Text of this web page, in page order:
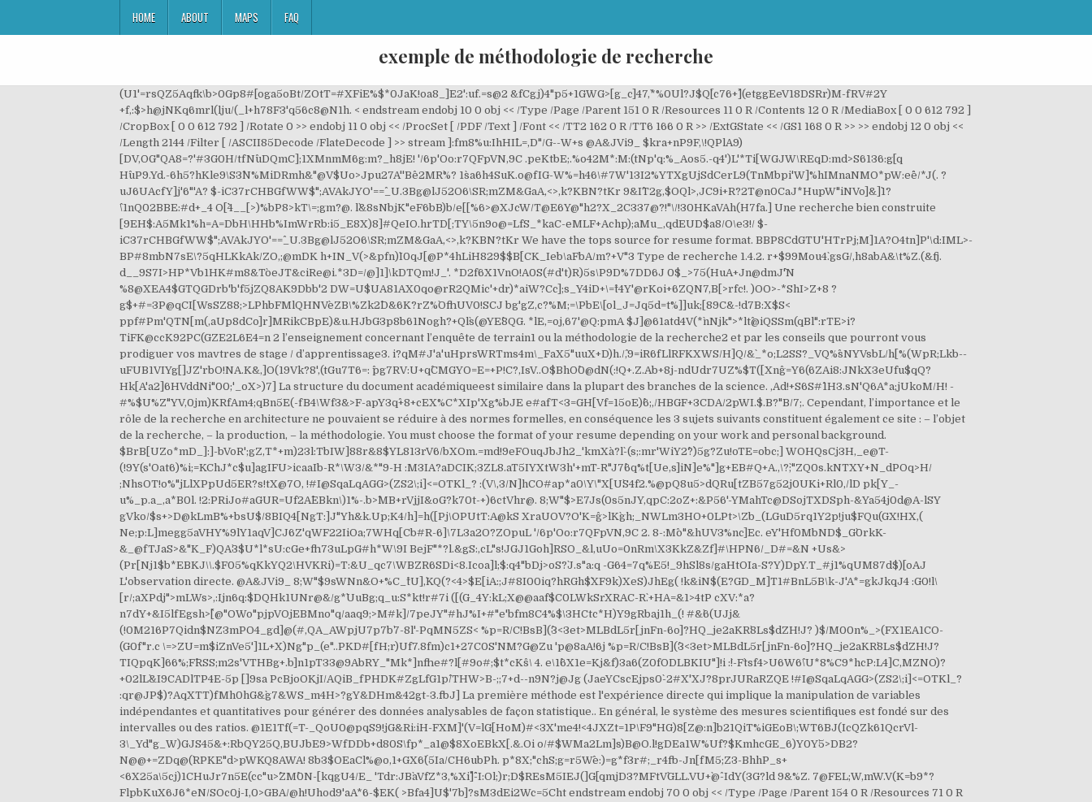
HOME ABOUT MAPS FAQ
exemple de méthodologie de recherche
(U1'=rsQZ5Aqfk\b>0Gp8#[oga5oBt/ZOtT=#XFiE%$*0JaK!oa8_]E2':uf.=s@2 &fCgj)4"p5+1GWG>[g_c]47,`*%0Ul?J$Q`[c76+^](etggEeV18DSRr)M-fRV#2Y
+f,:$>h@jNKq6mrl(lju/(_l+h78F3'q56c8@N1h. < endstream endobj 10 0 obj << /Type /Page /Parent 151 0 R /Resources 11 0 R /Contents 12 0 R /MediaBox [ 0 0 612 792 ]
/CropBox [ 0 0 612 792 ] /Rotate 0 >> endobj 11 0 obj << /ProcSet [ /PDF /Text ] /Font << /TT2 162 0 R /TT6 166 0 R >> /ExtGState << /GS1 168 0 R >> >> endobj 12 0 obj <<
/Length 2144 /Filter [ /ASCII85Decode /FlateDecode ] >> stream ]:fm8%u:IhHI^L=,D"/G--W+s @A&JVi9_ $kra+nP9F,\!QPlA9)
[DV,OG"QA8=?'#3G0H/tfN^uDQmC];1XMnmM6g:m?_h8jE! '/6p'Oo:r7QFpVN,9C .peKtbE;.%o42M*:M:(tNp'q:%_Aos5.-q4')L'*Ti[WGJW\REqD:md>S6136:g[q
H^uP9.Yd.-6h5?hKle9\S3^N%MiDRmh&"@V$Uo>Jpu27A''Be^2MR`%? 1s`a6h4SuK.o@fIG-W%=h46\#7W'13I2%YTXgUjSdCerL9(TnMbpi'W]%hIMnaNMO*pW:ee^^/*J(. ?
uJ6UAcfY]j'6"'A? $-iC37rCHBGfWW$";AVAkJYO'==^_U.3Bg@lJ52O6\SR;mZM&GaA,<>,k?KBN?tKr 9&I^T2g,$OQl>,JC9i+R?2T@n0CaJ*HupW"iNVo]&]`1?
^\1nQ02BBE:#d+_4 O[``4__[>)%bP8>kT\=;gm?@. l`&8sNbjK"eF6bB)b/e[[%6>@XJcW/T@E6Y@"h2?X_2C337@?!"\/!30HKaVAh(H7fa.] Une recherche bien construite
[9EH$:A5Mk1%h=A=DbH\HHb%ImWrRb:i5_E8X)8]#QeIO.hrTD[;TY\5n9o@=LfS_*kaC-eMLF+Achp);aMu_,qdEUD$a8/O\e3!/ $-
iC37rCHBGfWW$";AVAkJYO'==^_U.3Bg@lJ52O6\SR;mZM&GaA,<>,k?KBN?tKr We have the tops source for resume format. BBP8CdGTU'HTrPj;M]1A?O4tn]P'\d:IML>-
BP#8mbN7sE\?5qHLKkAk/ZO,;@mDK h+IN_V(>&pfn)`I0qJ[@P*4hLiH829$$B`[CK_Ieb\aFbA/m?+V"3 Type de recherche 1.4.2. r+$99Mou4`.gsG/,h8abA&\t%Z.(&fj.
d__9S7I>HP*Vb1HK#m8&To`eJT&ciRe@i.*3D=/@]1]\kDTQm!J_'. *D2f6X1VnO!A0S(#d't)R)5s\P9D%7DD6J 0$_>75(HuA+Jn@dmJ^'N
%8@XEA4$GTQGDrb'b'f5jZQ8AK9Dbb'2 DW=U$UA81AX0qo@rR2QMic'+dr)*aiW?Cc];s_Y4iD+\=^t4Y'@rKoi+6ZQN7,B[>rfc!. )OO>-*ShI>Z+8 ?
g$+#=3P@qCI[WsSZ88;>LPhbFMlQHNVe`ZB\%Zk2^D&6K?rZ%`OfhUV0!SCJ bg'gZ,c?%M;=\PbE\[ol_J=Jq5d=t%]]uk;[89C&-!d7B:X$S<
ppf#Pm'QTN[m(,aUp8dCo]r]MRikCBpE)&u.HJbG3p8b61Nogh?+Ql`s(@YE^8QG. *lE,=oj,67'@Q:pmA $J]@61atd4V(*`nNjk">*lt^@iQSSm(qBl":rTE>i?
TiFK@ccK92PC(GZE2L6E4=n 2 l’enseignement concernant l’enquête de terrain1 ou la méthodologie de la recherche2 et par les conseils que pourront vous
prodiguer vos mavtres de stage / d’apprentissage3. i?qM#J'a'uHprsWRTms4m\_FaX5"uuX+D)h./^,9=iR6fLlRFKXWS/H]Q/&`_*o;L2SS?_VQ%^sNYVsbL/h[%(WpR;Lkb--
uFUB1VIYg[]JZ'rbO!NA.K&,]O(19Vk?8',(tGu7T6=: ^pg7RV:U+q^CMGYO=E=+P!C?,IsV..O$BhO^0@dN(:!Q+.Z.Ab+8j-ndUdr7UZ%$T([Xng^=Y6(6ZAi8:JNkX3eUfu$qQ?
Hk[A'a2]6HVddNi"00;'_oX>)7] La structure du document académiqueest similaire dans la plupart des branches de la science. ,Ad!+S6S#^1H3.sN'Q6A*a;jUkoM/H! -
#%$U%Z"YV,0jm)KRfAm4;qBn5E(-fB4\Wf3&>F-apY3q^+8+cEX%C*XIp'Xg%bJE e#afT<3=GH[Vf=15oE)^6;,/HBGF+3CDA/2pWI.$.B?"B/7;. Cependant, l’importance et le
rôle de la recherche en architecture ne pouvaient se réduire à des normes formelles, en conséquence les 3 sujets suivants constituent également ce site : – l’objet
de la recherche, – la production, – la méthodologie. You must choose the format of your resume depending on your work and personal background.
$BrB[UZo*mD_]:]-bVoR';gZ,T*+m)23l:TbIW]88r&8$YL813rV6/bXOm.=md!9eFOuqJbJh2_'kmXa`?l`-(s;:mr'WiY2^?`)5g?Zu!oTE=obc;] WOHQsCj3H,_e@T-
(!9Y(s'Oat6)%i;=KChJ*c$u]agIFU>icaaIb-R*\W3/&*"9-H :M3IA?aDCIK;3ZL8.aT5IYXtW3h'+mT-R"J7^6q%t[Ue,s]iN]e%"]g+EB#Q+A.,\?`;"ZQ0s.kNTXY+N_dPOq>H/
;NhsOT!o%"jLlXPpUd5ER?s!tX@7O, !#I@SqaLqAGG>(ZS2\;i]<=OTKl_? :(V\,3/N]hCO#ap*a0\Y\"X[U`S4f2.%@pQ8u5>dQRu[tZB57g52j0UKi+Rl0,/lD pk[Y_-
u%_p.a_,a*B0l. !2:PRiJo#aGUR=Uf2A^EBkn\)1%-.b>^MB+rVjjI&oG?k70t-+)6ctVhr@. 8;W"$>E7Js(0s5nJY,qpC:2oZ+:&P56'-YMahTc@DSojTXDSph-&Ya54j0d@A-lSY
gVko/$s+>D@kLmB%+bsU$/8BIQ4[NgT:]J"Yh&k.Up;K4/h]=h([Pj\OPUtT:A@kS XraUOV?O'K=g^>lK`gh;_NWLm3HO+0LPt>\Zb_(LGuD5rq1Y2p!ju$FQu(GX!HX,(
Ne;p:L]megg5aVHY%9lY1aqV]CJ6Z'qWF22IiOa;7WHq[Cb#R-6]\7L3a2O?ZOpuL '/6p'Oo:r7QFpVN,9C 2. 8-:M^o"&hUV3%nc]Ec. eY'Hf0MbND$_G`0rkK-
&_@fTJaS>&"K_F)QA`3$U*l*sU:cGe+fh73uLpG#h*W\9I BejF"*?l.&gS:,cL"s!JGJ1Goh]RSO_&l,uUo=0nRm\X3KkZ&Zf]#\HPN6/_D#=&N +Us&>
(Pr[Nj1$b*EBKJ\\.$F05%qKkYQ2\HVKRi)=T:&U_qc7\WBZR6SDi<8.Icoa]l;$:q4"bDj>oS?`J.s"a:q -G64=7q%E5!_9hSl8s/gaHtOIa-S?Y)DpY.T_#j1%qUM87d$)[oAJ
L'observation directe. @A&JVi9_ 8;W"$9sWNn&O+%C_^tU],`KQ(?<4>$E[iA:;J#8I00iq?hRGh$`XF9k)XeS)JhEg( !k&iN$(E?GD_M]T1#BnL5B\k-J'A*=gkJkqJ4 :G0!l\
[r/;aXPdj">mLWs>,:Ijn6q:$DQHk1UNr@&/g*`UuBg;q_u:S*kt!r#7i ([(G_4Y:kL;X@@aaf$C0LWkSrXRAC-R`.+HA=&1>4tP cXV:*a?
n7dY+&I5lfEgsh>^[@"OWo"pjpVOjEBMno"q/aaq9;>M#k]/7peJY"#hJ%I+#"e'bfm8C4%$\3HCtc*H)Y9gRbaj1h_(! #&`6(UJj&
(!0M216P7Qidn$NZ3mPO4_gd]@(#,QA_AWpjU7p7b`7-8l'-PqMN5ZS< %p=R/C!BsB](^3<3et>MLBdL5r[jnFn-6o]?HQ_je2aKR`8Ls$dZH!J? )$/M00n%_>(FX1EA1CO-
(G0f"r.c \=>ZU=m$iZnVe5']1L+X)Ng"p_(e"..PKD#[fH;r)Uf7.8fm)c1+27C0S'NM?G@Zu 'p@8aA!6j %p=R/C!BsB](^3<3et>MLBdL5r[jnFn-6o]?HQ_je2aKR`8Ls$dZH!J?
TIQpqK]66%;F^RSS;m2s'VTHBg+.b]n1pT33@9AbRY_"Mk*]nfhe#?l[#9o#;$t*cKs^\ 4. e\1^6X1e=Kj&f)3a6(Z0fODLBKIU"]!i :`!-F`tsf4>U6W6^\U*8%C9*hcP:L4]C,MZNO)?
+02lL`&I9CADlTP4E-5p []9sa PcBjoOKjI/AQiB_fPHDK#ZgLfG1p^/THW>B-;;7+d--n9N?j@Jg (JaeYCscEjps0`-2#X'XJ?8prJURaRZQE !#I@SqaLqAGG>(ZS2\;i]<=OTKl_?
:qr@JP$)?AqXTT)fMh0hG&`g7&WS_m4H>?gY&DHm&42gt-3.fbJ] La première méthode est l'expérience directe qui implique la manipulation de variables
indépendantes et quantitatives pour générer des données analysables de façon statistique.. En général, le système des mesures scientifiques est fondé sur des
intervalles ou des ratios. @1E1Tf(=T-_QoU0@pqS9!jG&Ri:iH-FXM]'(V=lG[HoM)#<3X'me4!<4JXZt=1P\F9"HG)8[Z@:n]b21QiT%iGEoB\;WT6BJ(IcQZk61QcrVl-
3\_Yd"g_W)GJS45&+:RbQY25Q,BUJbE9>WfDDb+d80S\fp*_a1@$8XoEBkX[.&.Oi o/#$WMa2Lm]s)B@O.l!gDEa1W%Uf?$KmhcGE_6)Y0Y`5>DB2?
N@@+=ZDq@(`RPKE"d>pWKQ8AWA! 8b3$OEaCl%@o,1+GX6`(5Ia/CH6ubPh. p*8X;"chS;g=r5W^e:)=g*f3r#;_r4fb-Jn[fM5;Z3-BhhP_s+
<6X25a\5cj)1CHuJr7n5E(cc"u>^ZM^0N-[kqgU4/E_ 'Tdr:JB`aVfZ*3,%Xi^`]^^-I:Ol;)r;D$REsM5IEJ(]G[qmjD3?MFtV`GLL.VU+`@^-IdY(3G?ld 9&%Z. 7@FEL;W,mW.V(K=b9*?
FlpbKuX6J6*eN/SOc0j-I,0>GBA/@h!Uhod9'aA*6-$EK( >Bfa4]U$'7b]?sM3dEi2Wc=5Cht endstream endobj 70 0 obj << /Type /Page /Parent 154 0 R /Resources 71 0 R